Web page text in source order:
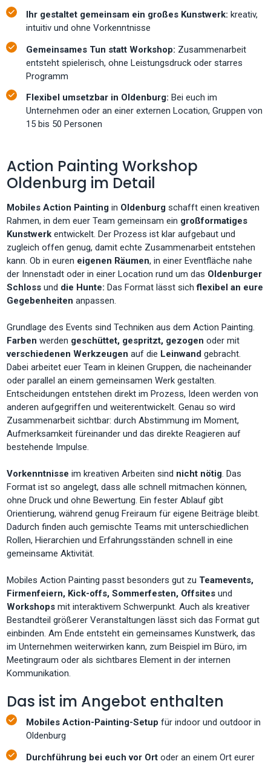
Ihr gestaltet gemeinsam ein großes Kunstwerk:kreativ,
intuitiv und ohne Vorkenntnisse
Gemeinsames Tun statt Workshop: Zusammenarbeit
entsteht spielerisch, ohne Leistungsdruck oder starres
Programm
Flexibel umsetzbar in Oldenburg:Bei euch im
Unternehmen oder an einer externen Location, Gruppen von
15 bis 50 Personen
Action Painting Workshop
Oldenburg im Detail
Mobiles Action Painting in Oldenburgschafft einen kreativen
Rahmen, in dem euer Team gemeinsam ein großformatiges
Kunstwerkentwickelt. Der Prozess ist klar aufgebaut und
zugleich offen genug, damit echte Zusammenarbeit entstehen
kann. Ob in euren eigenen Räumen, in einer Eventfläche nahe
der Innenstadt oder in einer Location rund um das Oldenburger
Schlossund die Hunte: Das Format lässt sichflexibel an eure
Gegebenheiten anpassen.
Grundlage des Events sind Techniken aus dem Action Painting.
Farbenwerden geschüttet, gespritzt, gezogen oder mit
verschiedenen Werkzeugenauf die Leinwandgebracht.
Dabei arbeitet euer Team in kleinen Gruppen, die nacheinander
oder parallel an einem gemeinsamen Werk gestalten.
Entscheidungen entstehen direkt im Prozess, Ideen werden von
anderen aufgegriffen und weiterentwickelt. Genau so wird
Zusammenarbeit sichtbar: durch Abstimmung im Moment,
Aufmerksamkeit füreinander und das direkte Reagieren auf
bestehende Impulse.
Vorkenntnisseim kreativen Arbeiten sind nicht nötig. Das
Format ist so angelegt, dass alle schnell mitmachen können,
ohne Druck und ohne Bewertung. Ein fester Ablauf gibt
Orientierung, während genug Freiraum für eigene Beiträge bleibt.
Dadurch finden auch gemischte Teams mit unterschiedlichen
Rollen, Hierarchien und Erfahrungsständen schnell in eine
gemeinsame Aktivität.
Mobiles Action Painting passt besonders gut zu Teamevents,
Firmenfeiern, Kick-offs, Sommerfesten, Offsites und
Workshopsmit interaktivem Schwerpunkt. Auch als kreativer
Bestandteil größerer Veranstaltungen lässt sich das Format gut
einbinden. Am Ende entsteht ein gemeinsames Kunstwerk, das
im Unternehmen weiterwirken kann, zum Beispiel im Büro, im
Meetingraum oder als sichtbares Element in der internen
Kommunikation.
Das ist im Angebot enthalten
Mobiles Action-Painting-Setup für indoor und outdoor in
Oldenburg
Durchführung bei euch vor Ortoder an einem Ort eurer